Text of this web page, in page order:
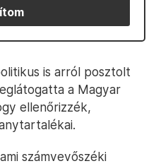
is arról posztolt
a Magyar
ellenőrizzék,
számvevőszéki